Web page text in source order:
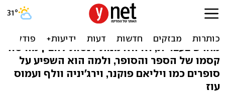
האיש הקטן מהספר
"ויינסבורג, אוהיו" של שרווד אנדרסון יוצא
מחדש בעברית, וזו הזדמנות לנסות להבין מה סוד
קסמו של הספר והסופר, ולמה הוא השפיע על
סופרים כמו ויליאם פוקנר, וירג'יניה וולף ועמוס
עוז